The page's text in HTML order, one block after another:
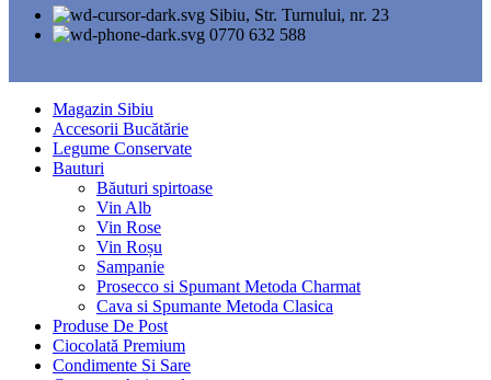
Sibiu, Str. Turnului, nr. 23
0770 632 588
Magazin Sibiu
Accesorii Bucătărie
Legume Conservate
Bauturi
Băuturi spirtoase
Vin Alb
Vin Rose
Vin Roșu
Sampanie
Prosecco si Spumant Metoda Charmat
Cava si Spumante Metoda Clasica
Produse De Post
Ciocolată Premium
Condimente Si Sare